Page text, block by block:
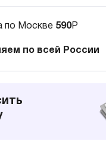
по Москве 590Р
по всей России